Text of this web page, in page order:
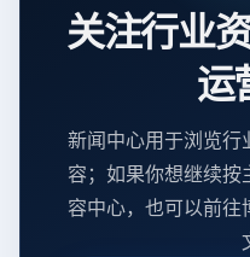
关注行业
运
新闻中心用于浏览行
容；如果你想继续
容中心，也可以前